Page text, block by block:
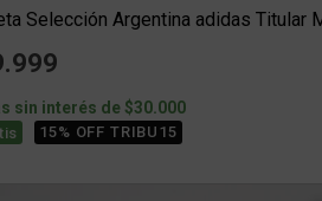
sin interés de $30.000
15% OFF TRIBU15